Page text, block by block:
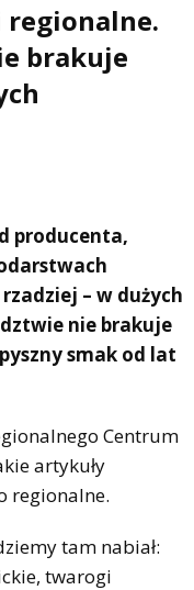
regionalne.
brakuje
producenta,
– w dużych
nie brakuje
smak od lat
Centrum
artykuły
regionalne.
tam nabiał:
twarogi